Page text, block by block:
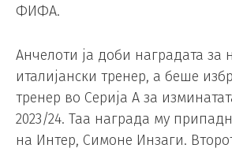
ФИФА.
Анчелоти ја доби наградата за
италијански тренер, а беше
тренер во Серија А за
2023/24. Таа награда му
на Интер, Симоне Инзаги.